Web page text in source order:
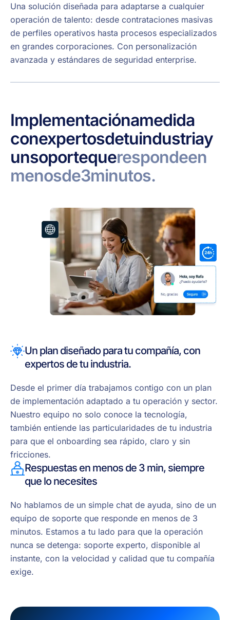
Una solución diseñada para adaptarse a cualquier
operación de talento: desde contrataciones masivas
de perfiles operativos hasta procesos especializados
en grandes corporaciones. Con personalización
avanzada y estándares de seguridad enterprise.
Implementaciónamedida
conexpertosdetuindustriay
unsoportequerespondeen
menosde3minutos.
Un plan diseñado para tu compañía, con
expertos de tu industria.
Desde el primer día trabajamos contigo con un plan
de implementación adaptado a tu operación y sector.
Nuestro equipo no solo conoce la tecnología,
también entiende las particularidades de tu industria
para que el onboarding sea rápido, claro y sin
fricciones.
Respuestas en menos de 3 min, siempre
que lo necesites
No hablamos de un simple chat de ayuda, sino de un
equipo de soporte que responde en menos de 3
minutos. Estamos a tu lado para que la operación
nunca se detenga: soporte experto, disponible al
instante, con la velocidad y calidad que tu compañía
exige.